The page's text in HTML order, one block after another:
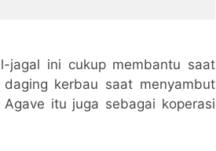
jagal ini cukup membantu saat
kerbau saat menyambut
itu juga sebagai koperasi